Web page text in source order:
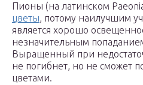
Пионы (на латинском
цветы, потому наилучшим
является хорошо
незначительным
Выращенный при
не погибнет, но не сможет
цветами.